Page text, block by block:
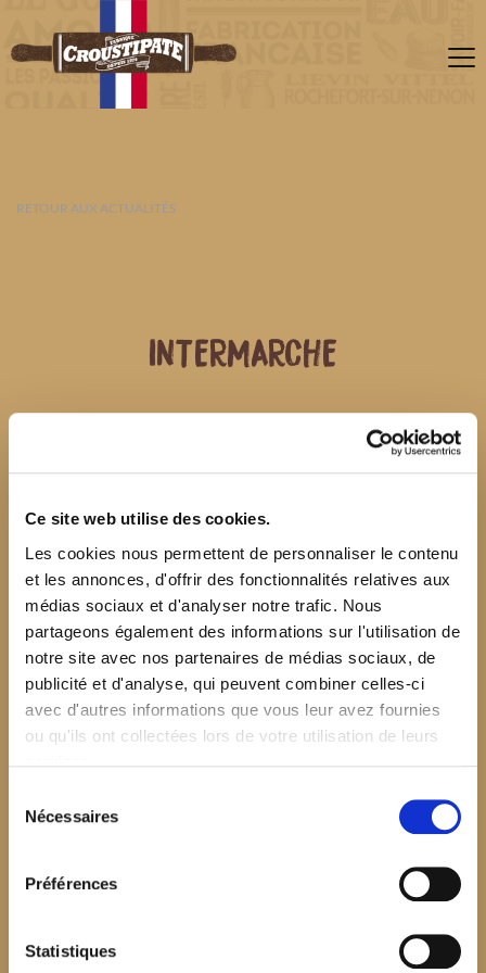
Ce site web utilise des cookies.
Les cookies nous permettent de personnaliser le contenu
et les annonces, d'offrir des fonctionnalités relatives aux
médias sociaux et d'analyser notre trafic. Nous
partageons également des informations sur l'utilisation de
notre site avec nos partenaires de médias sociaux, de
publicité et d'analyse, qui peuvent combiner celles-ci
avec d'autres informations que vous leur avez fournies
ou qu'ils ont collectées lors de votre utilisation de leurs
Nécessaires
Préférences
Statistiques
RETOUR AUX ACTUALITÉS
INTERMARCHE